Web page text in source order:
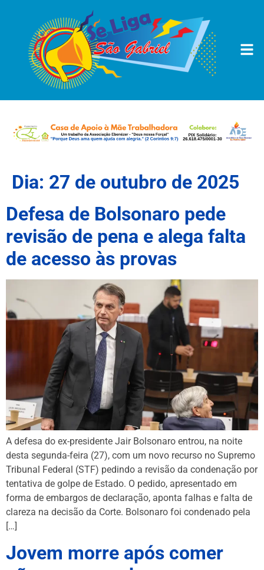
Dia: 27 de outubro de 2025
Defesa de Bolsonaro pede
revisão de pena e alega falta
de acesso às provas
A defesa do ex-presidente Jair Bolsonaro entrou, na noite
desta segunda-feira (27), com um novo recurso no Supremo
Tribunal Federal (STF) pedindo a revisão da condenação por
tentativa de golpe de Estado. O pedido, apresentado em
forma de embargos de declaração, aponta falhas e falta de
clareza na decisão da Corte. Bolsonaro foi condenado pela
[…]
Jovem morre após comer